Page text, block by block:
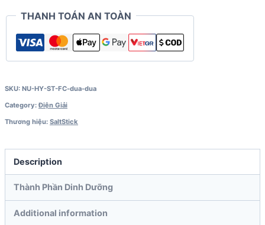
THANH TOÁN AN TOÀN
SKU: NU-HY-ST-FC-dua-dua
Category:Điện Giải
Thương hiệu: SaltStick
Description
Thành Phần Dinh Dưỡng
Additional information